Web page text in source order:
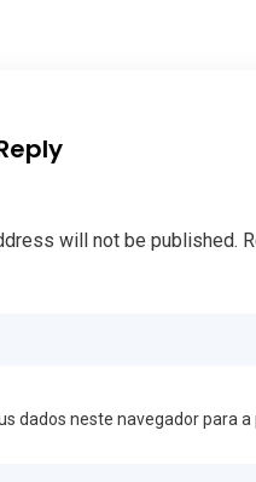
will not be published.
dados neste navegador para